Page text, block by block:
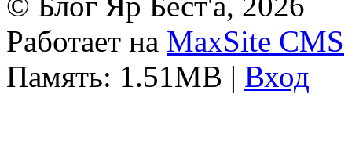
Работает на MaxSite CMS
Память: 1.51MB | Вход